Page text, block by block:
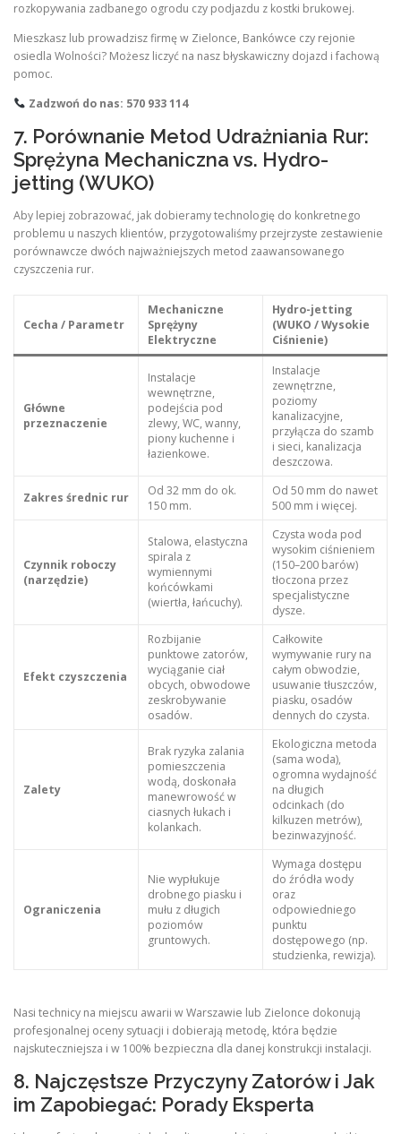
rozkopywania zadbanego ogrodu czy podjazdu z kostki brukowej.
Mieszkasz lub prowadzisz firmę w Zielonce, Bankówce czy rejonie
osiedla Wolności? Możesz liczyć na nasz błyskawiczny dojazd i fachową
pomoc.
Zadzwoń do nas: 570 933 114
7. Porównanie Metod Udrażniania Rur:
Sprężyna Mechaniczna vs. Hydro-
jetting (WUKO)
Aby lepiej zobrazować, jak dobieramy technologię do konkretnego
problemu u naszych klientów, przygotowaliśmy przejrzyste zestawienie
porównawcze dwóch najważniejszych metod zaawansowanego
czyszczenia rur.
Cecha / Parametr
Mechaniczne
Sprężyny
Elektryczne
Hydro-jetting
(WUKO / Wysokie
Ciśnienie)
Główne
przeznaczenie
Instalacje
wewnętrzne,
podejścia pod
zlewy, WC, wanny,
piony kuchenne i
łazienkowe.
Instalacje
zewnętrzne,
poziomy
kanalizacyjne,
przyłącza do szamb
i sieci, kanalizacja
deszczowa.
Zakres średnic rur
Od 32 mm do ok.
150 mm.
Od 50 mm do nawet
500 mm i więcej.
Czynnik roboczy
(narzędzie)
Stalowa, elastyczna
spirala z
wymiennymi
końcówkami
(wiertła, łańcuchy).
Czysta woda pod
wysokim ciśnieniem
(150–200 barów)
tłoczona przez
specjalistyczne
dysze.
Efekt czyszczenia
Rozbijanie
punktowe zatorów,
wyciąganie ciał
obcych, obwodowe
zeskrobywanie
osadów.
Całkowite
wymywanie rury na
całym obwodzie,
usuwanie tłuszczów,
piasku, osadów
dennych do czysta.
Zalety
Brak ryzyka zalania
pomieszczenia
wodą, doskonała
manewrowość w
ciasnych łukach i
kolankach.
Ekologiczna metoda
(sama woda),
ogromna wydajność
na długich
odcinkach (do
kilkuzen metrów),
bezinwazyjność.
Ograniczenia
Nie wypłukuje
drobnego piasku i
mułu z długich
poziomów
gruntowych.
Wymaga dostępu
do źródła wody
oraz
odpowiedniego
punktu
dostępowego (np.
studzienka, rewizja).
Nasi technicy na miejscu awarii w Warszawie lub Zielonce dokonują
profesjonalnej oceny sytuacji i dobierają metodę, która będzie
najskuteczniejsza i w 100% bezpieczna dla danej konstrukcji instalacji.
8. Najczęstsze Przyczyny Zatorów i Jak
im Zapobiegać: Porady Eksperta